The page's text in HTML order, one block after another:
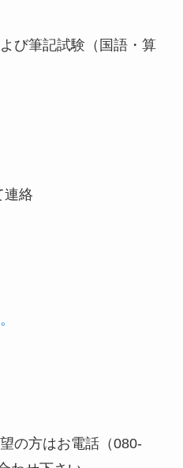
び筆記試験（国語・算
連絡
の方はお電話（080-